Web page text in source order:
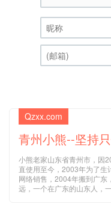
昵称 (必填)
Qzxx.com
青州小熊--坚持
小熊老家山东省青州市，因
直使用至今，2003年为了生
网络销售，2004年搬到广
远，一个在广东的山东人，